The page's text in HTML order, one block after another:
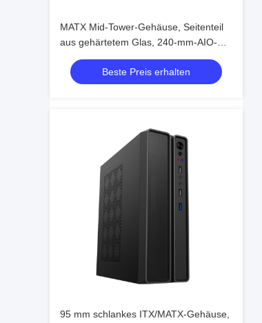
MATX Mid-Tower-Gehäuse, Seitenteil
aus gehärtetem Glas, 240-mm-AIO-
und 300-mm-GPU-Unterstützung
Beste Preis erhalten
95 mm schlankes ITX/MATX-Gehäuse,